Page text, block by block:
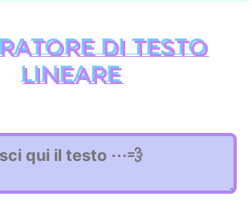
di testo
lineare